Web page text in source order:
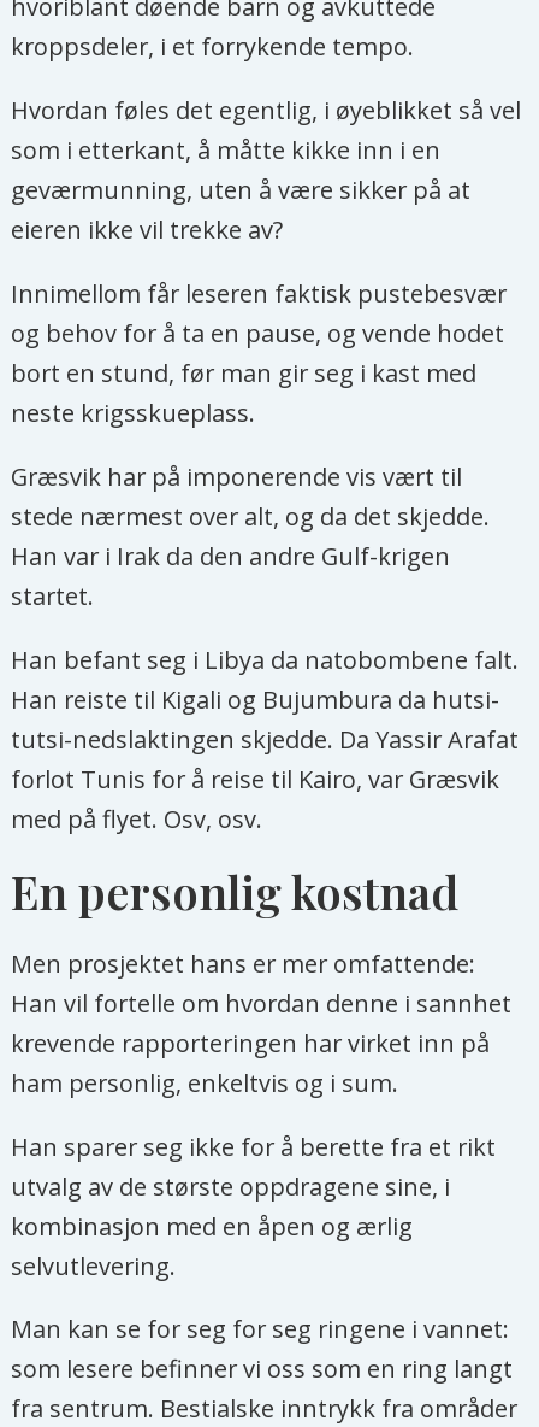
hvoriblant døende barn og avkuttede
kroppsdeler, i et forrykende tempo.
Hvordan føles det egentlig, i øyeblikket så vel
som i etterkant, å måtte kikke inn i en
geværmunning, uten å være sikker på at
eieren ikke vil trekke av?
Innimellom får leseren faktisk pustebesvær
og behov for å ta en pause, og vende hodet
bort en stund, før man gir seg i kast med
neste krigsskueplass.
Græsvik har på imponerende vis vært til
stede nærmest over alt, og da det skjedde.
Han var i Irak da den andre Gulf-krigen
startet.
Han befant seg i Libya da natobombene falt.
Han reiste til Kigali og Bujumbura da hutsi-
tutsi-nedslaktingen skjedde. Da Yassir Arafat
forlot Tunis for å reise til Kairo, var Græsvik
med på flyet. Osv, osv.
En personlig kostnad
Men prosjektet hans er mer omfattende:
Han vil fortelle om hvordan denne i sannhet
krevende rapporteringen har virket inn på
ham personlig, enkeltvis og i sum.
Han sparer seg ikke for å berette fra et rikt
utvalg av de største oppdragene sine, i
kombinasjon med en åpen og ærlig
selvutlevering.
Man kan se for seg for seg ringene i vannet:
som lesere befinner vi oss som en ring langt
fra sentrum. Bestialske inntrykk fra områder